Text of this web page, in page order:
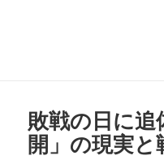
敗戦の日に
開」の現実